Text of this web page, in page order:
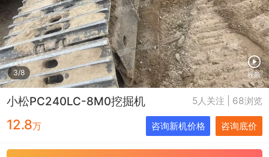
3/8 视频
小松PC240LC-8M0挖掘机 5人关注 | 68浏览
12.8万 咨询新机价格 咨询底价
示
您
同
意
《隐
私
政
策》
铁甲龙总部 4000099032 认证经纪人